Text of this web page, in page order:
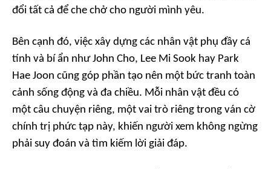
đổi tất cả để che chở cho người mình yêu.
Bên cạnh đó, việc xây dựng các nhân vật phụ đầy cá
tính và bí ẩn như John Cho, Lee Mi Sook hay Park
Hae Joon cũng góp phần tạo nên một bức tranh toàn
cảnh sống động và đa chiều. Mỗi nhân vật đều có
một câu chuyện riêng, một vai trò riêng trong ván cờ
chính trị phức tạp này, khiến người xem không ngừng
phải suy đoán và tìm kiếm lời giải đáp.